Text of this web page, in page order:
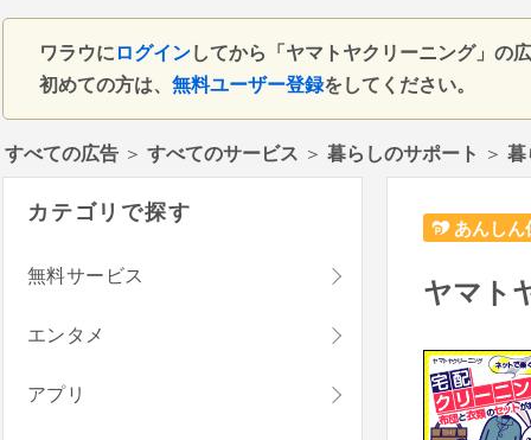
ワラウに ログインしてから「ヤマトヤクリーニング」の
初めての方は、 無料ユーザー登録をしてください。
すべての広告 ＞ すべてのサービス ＞ 暮らしのサポート ＞ 暮
あんしん
ヤマト
カテゴリで探す
無料サービス
エンタメ
アプリ